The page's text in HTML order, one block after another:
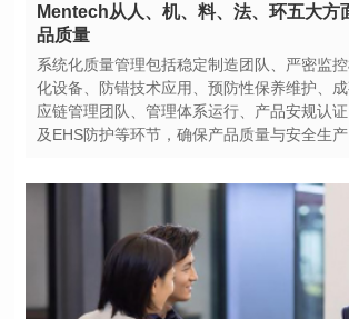
品质量
及EHS防护等环节，确保产品质量与安全生产